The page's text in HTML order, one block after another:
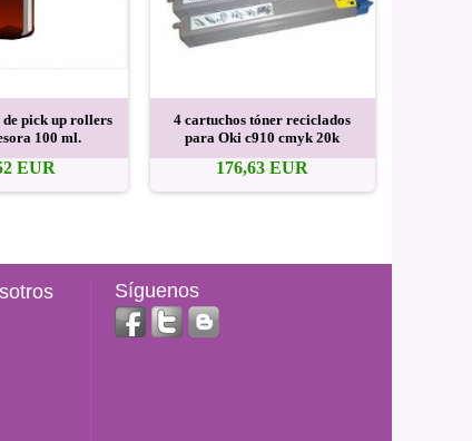
de pick up rollers
100 ml.
EUR
4 cartuchos tóner reciclados
para Oki c910 cmyk 20k
176,63 EUR
Síguenos